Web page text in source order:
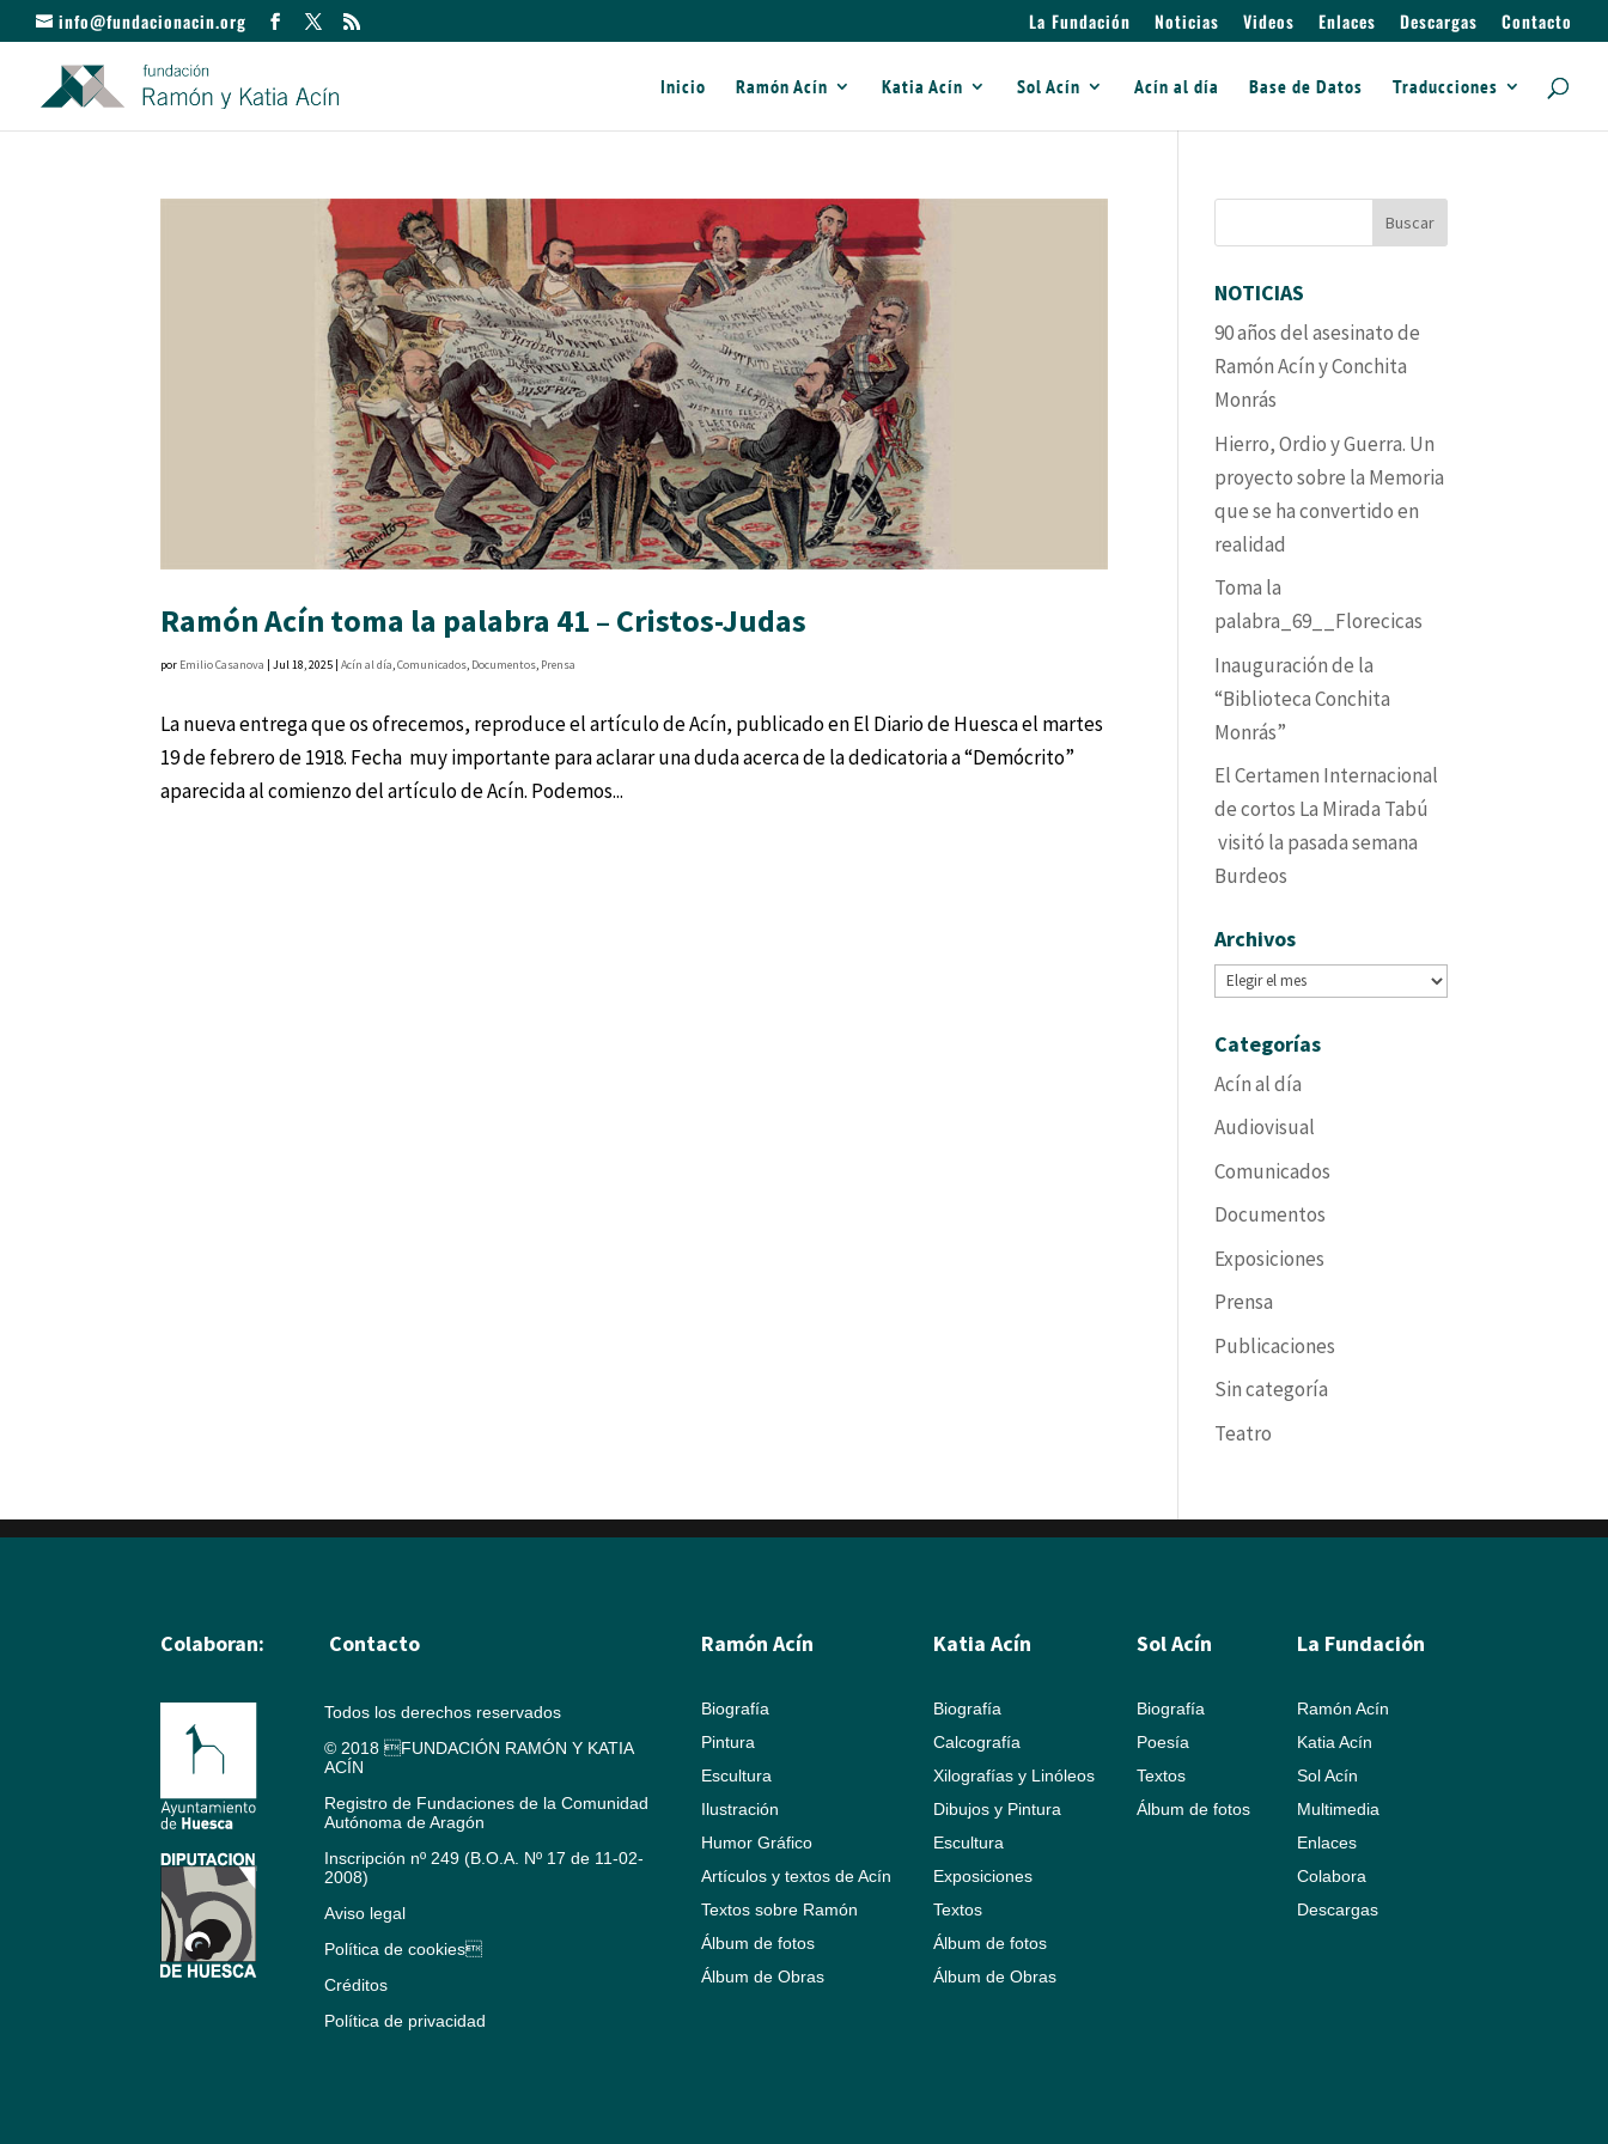
info@fundacionacin.org La Fundación Noticias Videos Enlaces Descargas Contacto
Inicio Ramón Acín Katia Acín Sol Acín Acín al día Base de Datos Traducciones
Ramón Acín toma la palabra 41 – Cristos-Judas
por Emilio Casanova |Jul 18, 2025 |Acín al día,Comunicados, Documentos, Prensa
La nueva entrega que os ofrecemos, reproduce el artículo de Acín, publicado en El Diario de Huesca el martes
19 de febrero de 1918. Fecha muy importante para aclarar una duda acerca de la dedicatoria a “Demócrito”
aparecida al comienzo del artículo de Acín. Podemos...
NOTICIAS
90 años del asesinato de
Ramón Acín y Conchita
Monrás
Hierro, Ordio y Guerra. Un
proyecto sobre la Memoria
que se ha convertido en
realidad
Toma la
palabra_69__Florecicas
Inauguración de la
“Biblioteca Conchita
Monrás”
El Certamen Internacional
de cortos La Mirada Tabú
visitó la pasada semana
Burdeos
Archivos
Archivos
Categorías
Acín al día
Audiovisual
Comunicados
Documentos
Exposiciones
Prensa
Publicaciones
Sin categoría
Teatro
Colaboran: Contacto
Todos los derechos reservados
© 2018 FUNDACIÓN RAMÓN Y KATIA
ACÍN
Registro de Fundaciones de la Comunidad
Autónoma de Aragón
Inscripción nº 249 (B.O.A. Nº 17 de 11-02-
2008)
Aviso legal
Política de cookies
Créditos
Política de privacidad
Ramón Acín
Biografía
Pintura
Escultura
Ilustración
Humor Gráfico
Artículos y textos de Acín
Textos sobre Ramón
Álbum de fotos
Álbum de Obras
Katia Acín
Biografía
Calcografía
Xilografías y Linóleos
Dibujos y Pintura
Escultura
Exposiciones
Textos
Álbum de fotos
Álbum de Obras
Sol Acín
Biografía
Poesía
Textos
Álbum de fotos
La Fundación
Ramón Acín
Katia Acín
Sol Acín
Multimedia
Enlaces
Colabora
Descargas